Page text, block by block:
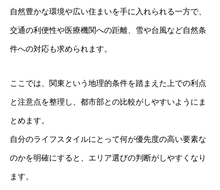
自然豊かな環境や広い住まいを手に入れられる一方で、
交通の利便性や医療機関への距離、雪や台風など自然条
件への対応も求められます。
ここでは、関東という地理的条件を踏まえた上での利点
と注意点を整理し、都市部との比較がしやすいようにま
とめます。
自分のライフスタイルにとって何が優先度の高い要素な
のかを明確にすると、エリア選びの判断がしやすくなり
ます。